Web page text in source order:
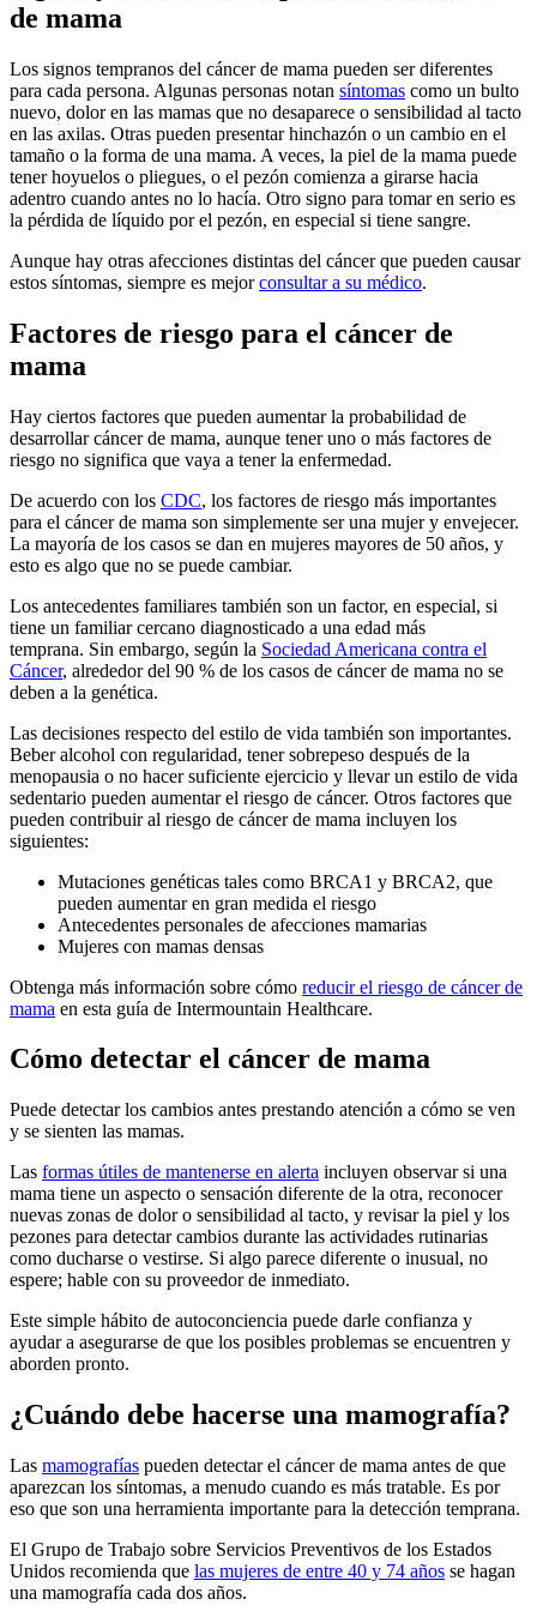
de mama
Los signos tempranos del cáncer de mama pueden ser diferentes
para cada persona. Algunas personas notan síntomas como un bulto
nuevo, dolor en las mamas que no desaparece o sensibilidad al tacto
en las axilas. Otras pueden presentar hinchazón o un cambio en el
tamaño o la forma de una mama. A veces, la piel de la mama puede
tener hoyuelos o pliegues, o el pezón comienza a girarse hacia
adentro cuando antes no lo hacía. Otro signo para tomar en serio es
la pérdida de líquido por el pezón, en especial si tiene sangre.
Aunque hay otras afecciones distintas del cáncer que pueden causar
estos síntomas, siempre es mejorconsultar a su médico.
Factores de riesgo para el cáncer de
mama
Hay ciertos factores que pueden aumentar la probabilidad de
desarrollar cáncer de mama, aunque tener uno o más factores de
riesgo no significa que vaya a tener la enfermedad.
De acuerdo con los CDC, los factores de riesgo más importantes
para el cáncer de mama son simplemente ser una mujer y envejecer.
La mayoría de los casos se dan en mujeres mayores de 50 años, y
esto es algo que no se puede cambiar.
Los antecedentes familiares también son un factor, en especial, si
tiene un familiar cercano diagnosticado a una edad más
temprana. Sin embargo, según la Sociedad Americana contra el
Cáncer, alrededor del 90 % de los casos de cáncer de mama no se
deben a la genética.
Las decisiones respecto del estilo de vida también son importantes.
Beber alcohol con regularidad, tener sobrepeso después de la
menopausia o no hacer suficiente ejercicio y llevar un estilo de vida
sedentario pueden aumentar el riesgo de cáncer. Otros factores que
pueden contribuir al riesgo de cáncer de mama incluyen los
siguientes:
Mutaciones genéticas tales como BRCA1 y BRCA2, que
pueden aumentar en gran medida el riesgo
Antecedentes personales de afecciones mamarias
Mujeres con mamas densas
Obtenga más información sobre cómo reducir el riesgo de cáncer de
mama en esta guía de Intermountain Healthcare.
Cómo detectar el cáncer de mama
Puede detectar los cambios antes prestando atención a cómo se ven
y se sienten las mamas.
Las formas útiles de mantenerse en alerta incluyen observar si una
mama tiene un aspecto o sensación diferente de la otra, reconocer
nuevas zonas de dolor o sensibilidad al tacto, y revisar la piel y los
pezones para detectar cambios durante las actividades rutinarias
como ducharse o vestirse. Si algo parece diferente o inusual, no
espere; hable con su proveedor de inmediato.
Este simple hábito de autoconciencia puede darle confianza y
ayudar a asegurarse de que los posibles problemas se encuentren y
aborden pronto.
¿Cuándo debe hacerse una mamografía?
Las mamografías pueden detectar el cáncer de mama antes de que
aparezcan los síntomas, a menudo cuando es más tratable. Es por
eso que son una herramienta importante para la detección temprana.
El Grupo de Trabajo sobre Servicios Preventivos de los Estados
Unidos recomienda que las mujeres de entre 40 y 74 años se hagan
una mamografía cada dos años.